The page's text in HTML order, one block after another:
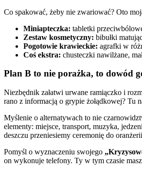
Co spakować, żeby nie zwariować? Oto
Miniapteczka: tabletki
Zestaw kosmetyczny: bibułki
Pogotowie krawieckie: agrafki w
Coś ekstra: chusteczki nawilżane,
Plan B to nie porażka, to dowód
Niezbędnik załatwi urwane ramiączko i
rano z informacją o grypie żołądkowej? Tu
Myślenie o alternatywach to nie
elementy: miejsce, transport, muzyka,
deszczu przeniesiemy ceremonię do
Pomyśl o wyznaczeniu swojego
on wykonuje telefony. Ty w tym czasie